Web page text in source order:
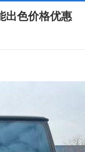
出色价格优惠